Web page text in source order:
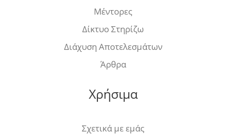
Μέντορες
Δίκτυο Στηρίζω
Διάχυση Αποτελεσμάτων
Άρθρα
Χρήσιμα
Σχετικά με εμάς